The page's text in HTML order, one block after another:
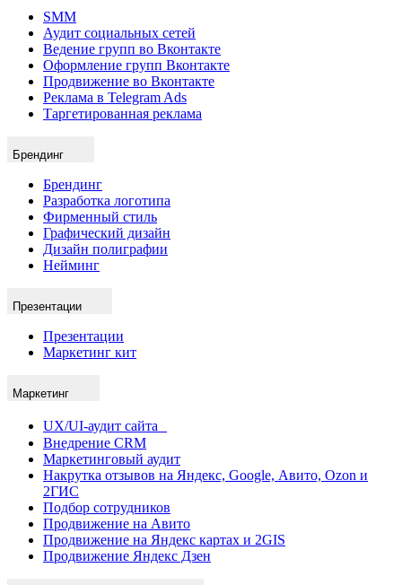
SMM
Аудит социальных сетей
Ведение групп во Вконтакте
Оформление групп Вконтакте
Продвижение во Вконтакте
Реклама в Telegram Ads
Таргетированная реклама
Брендинг
Брендинг
Разработка логотипа
Фирменный стиль
Графический дизайн
Дизайн полиграфии
Нейминг
Презентации
Презентации
Маркетинг кит
Маркетинг
UX/UI-аудит сайта
Внедрение CRM
Маркетинговый аудит
Накрутка отзывов на Яндекс, Google, Авито, Ozon и
2ГИС
Подбор сотрудников
Продвижение на Авито
Продвижение на Яндекс картах и 2GIS
Продвижение Яндекс Дзен